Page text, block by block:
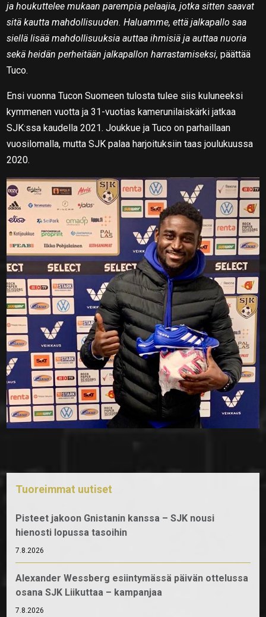
ja houkuttelee mukaan parempia pelaajia, jotka sitten saavat
sitä kautta mahdollisuuden. Haluamme, että jalkapallo saa
siellä lisää mahdollisuuksia auttaa ihmisiä ja auttaa nuoria
sekä heidän perheitään jalkapallon harrastamiseksi, päättää
Tuco.
Ensi vuonna Tucon Suomeen tulosta tulee siis kuluneeksi
kymmenen vuotta ja 31-vuotias kamerunilaiskärki jatkaa
SJK:ssa kaudella 2021. Joukkue ja Tuco on parhaillaan
vuosilomalla, mutta SJK palaa harjoituksiin taas joulukuussa
2020.
Tuoreimmat uutiset
Pisteet jakoon Gnistanin kanssa – SJK nousi
hienosti lopussa tasoihin
7.8.2026
Alexander Wessberg esiintymässä päivän ottelussa
osana SJK Liikuttaa – kampanjaa
7.8.2026